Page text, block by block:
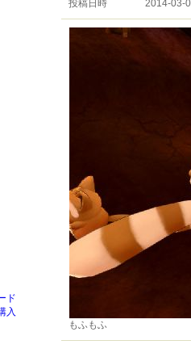
投稿日時
2014-03-
もふもふ